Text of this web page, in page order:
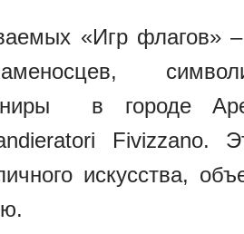
«Игр флагов» –
в городе
Fivizzano.
искусства,